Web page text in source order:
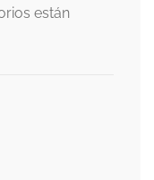
están